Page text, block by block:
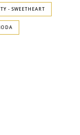
- SWEETHEART